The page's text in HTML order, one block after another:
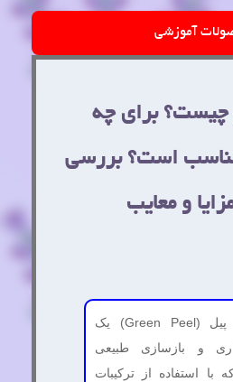
آموزشی
چیست؟ برای چه
است؟ بررسی
و معایب
گرین پیل (Green Peel) یک
و بازسازی طبیعی
استفاده از ترکیبات